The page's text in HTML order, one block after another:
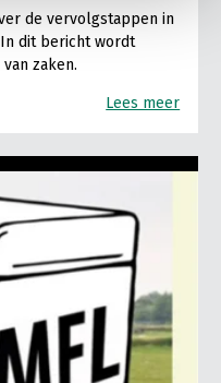
de vervolgstappen in
dit bericht wordt
zaken.
Lees meer